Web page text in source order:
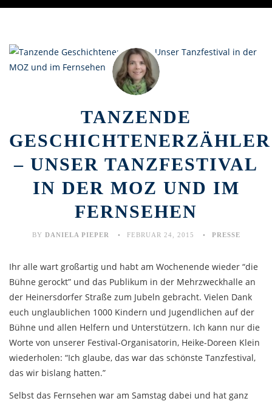
TANZENDE
GESCHICHTENERZÄHLER
– UNSER TANZFESTIVAL
IN DER MOZ UND IM
FERNSEHEN
BY DANIELA PIEPER FEBRUAR 24, 2015 PRESSE
Ihr alle wart großartig und habt am Wochenende wieder “die
Bühne gerockt” und das Publikum in der Mehrzweckhalle an
der Heinersdorfer Straße zum Jubeln gebracht. Vielen Dank
euch unglaublichen 1000 Kindern und Jugendlichen auf der
Bühne und allen Helfern und Unterstützern. Ich kann nur die
Worte von unserer Festival-Organisatorin, Heike-Doreen Klein
wiederholen: “Ich glaube, das war das schönste Tanzfestival,
das wir bislang hatten.”
Selbst das Fernsehen war am Samstag dabei und hat ganz